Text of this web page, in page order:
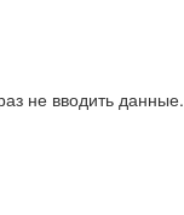
не вводить данные.